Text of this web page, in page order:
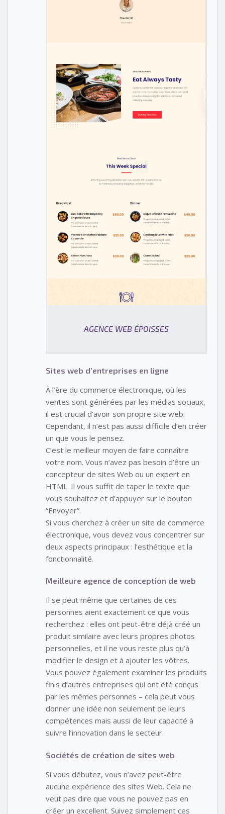
AGENCE WEB ÉPOISSES
Sites web d’entreprises en ligne
À l’ère du commerce électronique, où les
ventes sont générées par les médias sociaux,
il est crucial d’avoir son propre site web.
Cependant, il n’est pas aussi difficile d’en créer
un que vous le pensez.
C’est le meilleur moyen de faire connaître
votre nom. Vous n’avez pas besoin d’être un
concepteur de sites Web ou un expert en
HTML. Il vous suffit de taper le texte que
vous souhaitez et d’appuyer sur le bouton
“Envoyer”.
Si vous cherchez à créer un site de commerce
électronique, vous devez vous concentrer sur
deux aspects principaux : l’esthétique et la
fonctionnalité.
Meilleure agence de conception de web
Il se peut même que certaines de ces
personnes aient exactement ce que vous
recherchez : elles ont peut-être déjà créé un
produit similaire avec leurs propres photos
personnelles, et il ne vous reste plus qu’à
modifier le design et à ajouter les vôtres.
Vous pouvez également examiner les produits
finis d’autres entreprises qui ont été conçus
par les mêmes personnes – cela peut vous
donner une idée non seulement de leurs
compétences mais aussi de leur capacité à
suivre l’innovation dans le secteur.
Sociétés de création de sites web
Si vous débutez, vous n’avez peut-être
aucune expérience des sites Web. Cela ne
veut pas dire que vous ne pouvez pas en
créer un excellent. Suivez simplement ces